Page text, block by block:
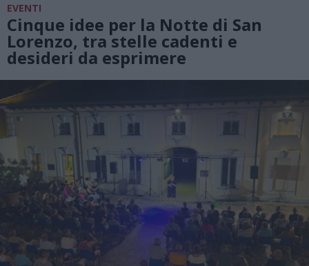
EVENTI
Cinque idee per la Notte di San
Lorenzo, tra stelle cadenti e
desideri da esprimere